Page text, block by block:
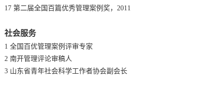
17 第二届全国百篇优秀管理案例奖，2011
社会服务
1 全国百优管理案例评审专家
2 南开管理评论审稿人
3 山东省青年社会科学工作者协会副会长